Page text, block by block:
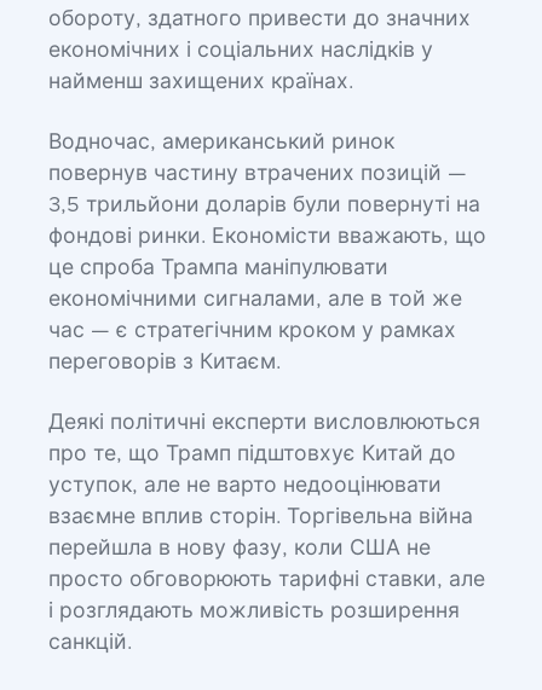
обороту, здатного привести до значних
економічних і соціальних наслідків у
найменш захищених країнах.
Водночас, американський ринок
повернув частину втрачених позицій —
3,5 трильйони доларів були повернуті на
фондові ринки. Економісти вважають, що
це спроба Трампа маніпулювати
економічними сигналами, але в той же
час — є стратегічним кроком у рамках
переговорів з Китаєм.
Деякі політичні експерти висловлюються
про те, що Трамп підштовхує Китай до
уступок, але не варто недооцінювати
взаємне вплив сторін. Торгівельна війна
перейшла в нову фазу, коли США не
просто обговорюють тарифні ставки, але
і розглядають можливість розширення
санкцій.